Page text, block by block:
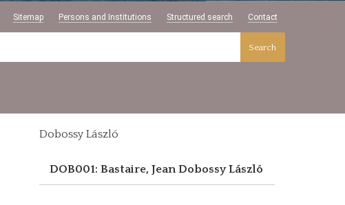
Sitemap Persons and Institutions Structured search Contact
Search
Dobossy László
DOB001: Bastaire, JeanDobossy László